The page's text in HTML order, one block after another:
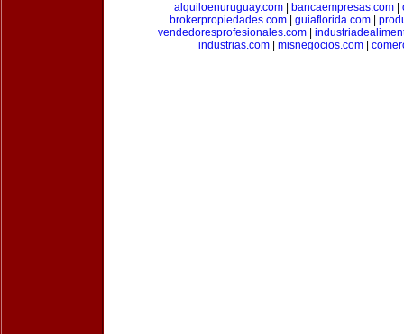
alquiloenuruguay.com| bancaempresas.com|
brokerpropiedades.com| guiaflorida.com|
vendedoresprofesionales.com|
industrias.com
misnegocios.com